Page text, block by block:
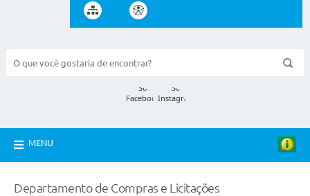
MENU
Departamento de Compras e Licitações